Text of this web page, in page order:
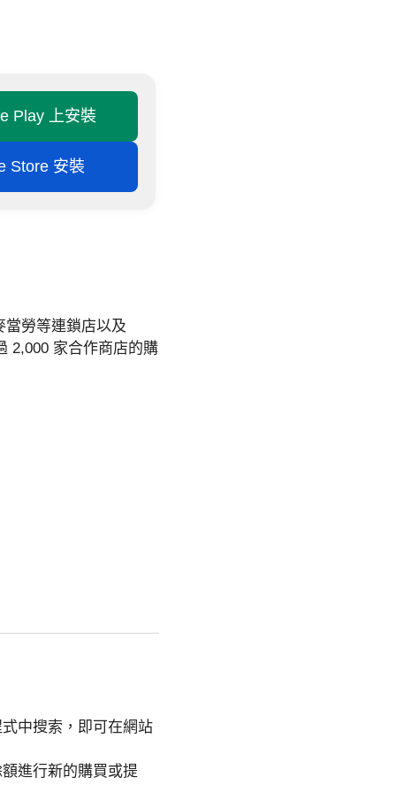
Play 上安裝
Store 安裝
當勞等連鎖店以及
2,000 家合作商店的購
中搜索，即可在網站
進行新的購買或提